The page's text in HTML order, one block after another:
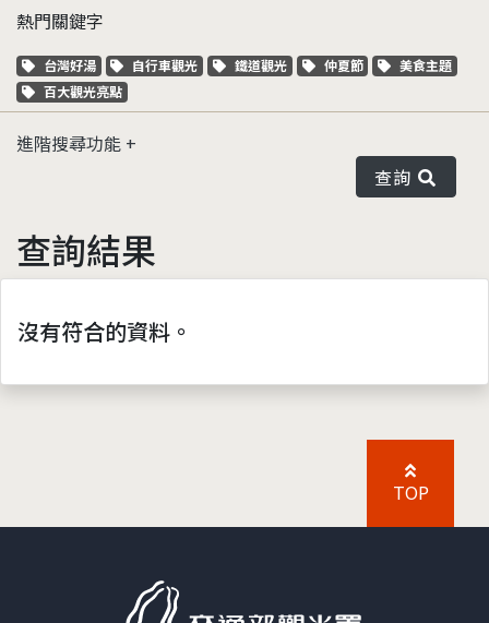
熱門關鍵字
關鍵字標籤
台灣好湯 關鍵字標籤
自行車觀光 關鍵字標籤
鐵道觀光 關鍵字標籤
仲夏節 關鍵字標籤
美食主題
關鍵字標籤
百大觀光亮點
進階搜尋功能
查詢
查詢結果
沒有符合的資料。
TOP